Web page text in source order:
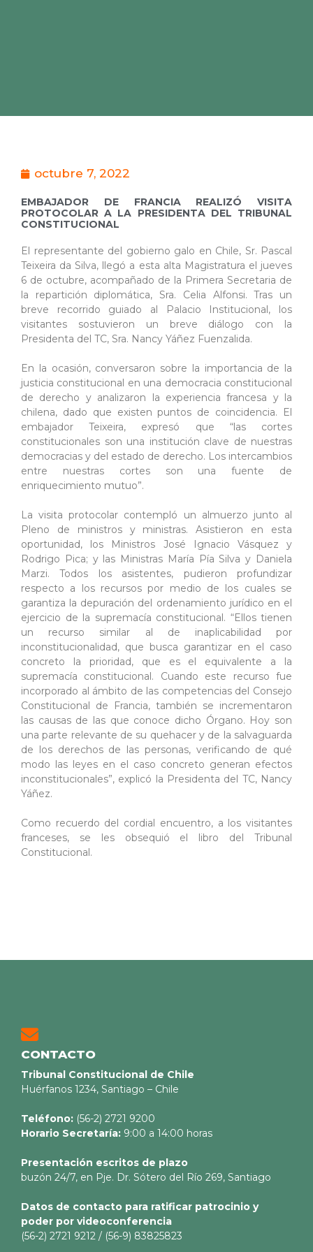
octubre 7, 2022
EMBAJADOR DE FRANCIA REALIZÓ VISITA
PROTOCOLAR A LA PRESIDENTA DEL TRIBUNAL
CONSTITUCIONAL
El representante del gobierno galo en Chile, Sr. Pascal
Teixeira da Silva, llegó a esta alta Magistratura el jueves
6 de octubre, acompañado de la Primera Secretaria de
la repartición diplomática, Sra. Celia Alfonsi. Tras un
breve recorrido guiado al Palacio Institucional, los
visitantes sostuvieron un breve diálogo con la
Presidenta del TC, Sra. Nancy Yáñez Fuenzalida.
En la ocasión, conversaron sobre la importancia de la
justicia constitucional en una democracia constitucional
de derecho y analizaron la experiencia francesa y la
chilena, dado que existen puntos de coincidencia. El
embajador Teixeira, expresó que “las cortes
constitucionales son una institución clave de nuestras
democracias y del estado de derecho. Los intercambios
entre nuestras cortes son una fuente de
enriquecimiento mutuo”.
La visita protocolar contempló un almuerzo junto al
Pleno de ministros y ministras. Asistieron en esta
oportunidad, los Ministros José Ignacio Vásquez y
Rodrigo Pica; y las Ministras María Pía Silva y Daniela
Marzi. Todos los asistentes, pudieron profundizar
respecto a los recursos por medio de los cuales se
garantiza la depuración del ordenamiento jurídico en el
ejercicio de la supremacía constitucional. “Ellos tienen
un recurso similar al de inaplicabilidad por
inconstitucionalidad, que busca garantizar en el caso
concreto la prioridad, que es el equivalente a la
supremacía constitucional. Cuando este recurso fue
incorporado al ámbito de las competencias del Consejo
Constitucional de Francia, también se incrementaron
las causas de las que conoce dicho Órgano. Hoy son
una parte relevante de su quehacer y de la salvaguarda
de los derechos de las personas, verificando de qué
modo las leyes en el caso concreto generan efectos
inconstitucionales”, explicó la Presidenta del TC, Nancy
Yáñez.
Como recuerdo del cordial encuentro, a los visitantes
franceses, se les obsequió el libro del Tribunal
Constitucional.
CONTACTO
Tribunal Constitucional de Chile
Huérfanos 1234, Santiago – Chile
Teléfono: (56-2) 2721 9200
Horario Secretaría: 9:00 a 14:00 horas
Presentación escritos de plazo
buzón 24/7, en Pje. Dr. Sótero del Río 269, Santiago
Datos de contacto para ratificar patrocinio y
poder por videoconferencia
(56-2) 2721 9212 / (56-9) 83825823